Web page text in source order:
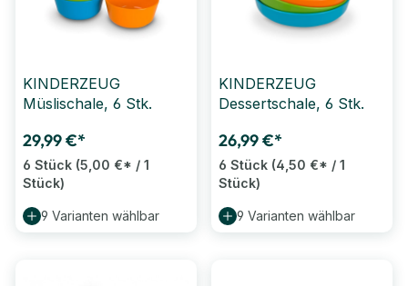
KINDERZEUG
Müslischale, 6 Stk.
29,99 €*
6 Stück (5,00 €* / 1
Stück)
9 Varianten wählbar
KINDERZEUG
Dessertschale, 6 Stk.
26,99 €*
6 Stück (4,50 €* / 1
Stück)
9 Varianten wählbar